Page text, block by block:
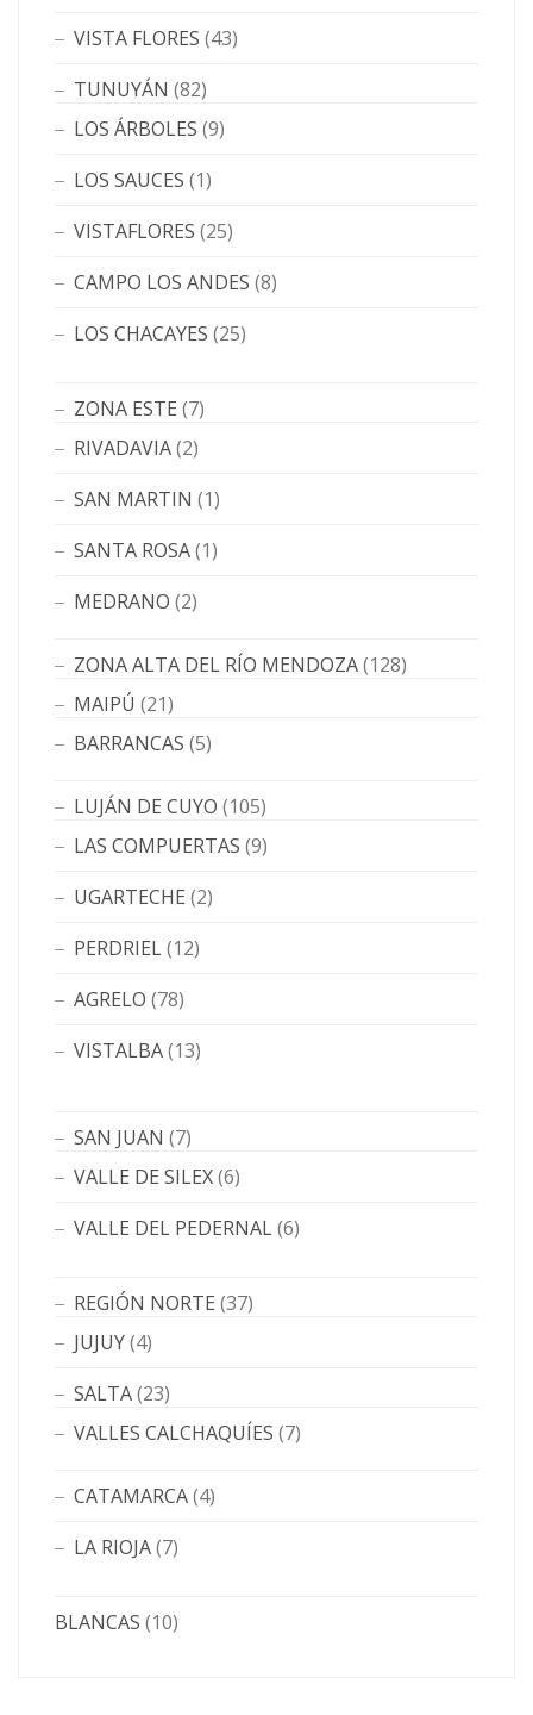
VISTA FLORES (43)
TUNUYÁN (82)
LOS ÁRBOLES (9)
LOS SAUCES (1)
VISTAFLORES (25)
CAMPO LOS ANDES (8)
LOS CHACAYES (25)
ZONA ESTE (7)
RIVADAVIA(2)
SAN MARTIN (1)
SANTA ROSA(1)
MEDRANO (2)
ZONA ALTA DEL RÍO MENDOZA(128)
MAIPÚ (21)
BARRANCAS (5)
LUJÁN DE CUYO (105)
LAS COMPUERTAS (9)
UGARTECHE (2)
PERDRIEL(12)
AGRELO (78)
VISTALBA(13)
SAN JUAN (7)
VALLE DE SILEX(6)
VALLE DEL PEDERNAL(6)
REGIÓN NORTE (37)
JUJUY(4)
SALTA(23)
VALLES CALCHAQUÍES (7)
CATAMARCA(4)
LA RIOJA(7)
BLANCAS (10)